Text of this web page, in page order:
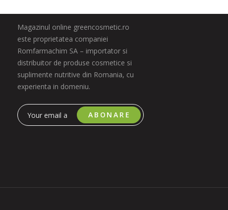
Magazinul online greencosmetic.ro
este proprietatea companiei
Romfarmachim SA – importator si
distribuitor de produse cosmetice si
suplimente nutritive din Romania, cu
experienta in domeniu.
ABONARE